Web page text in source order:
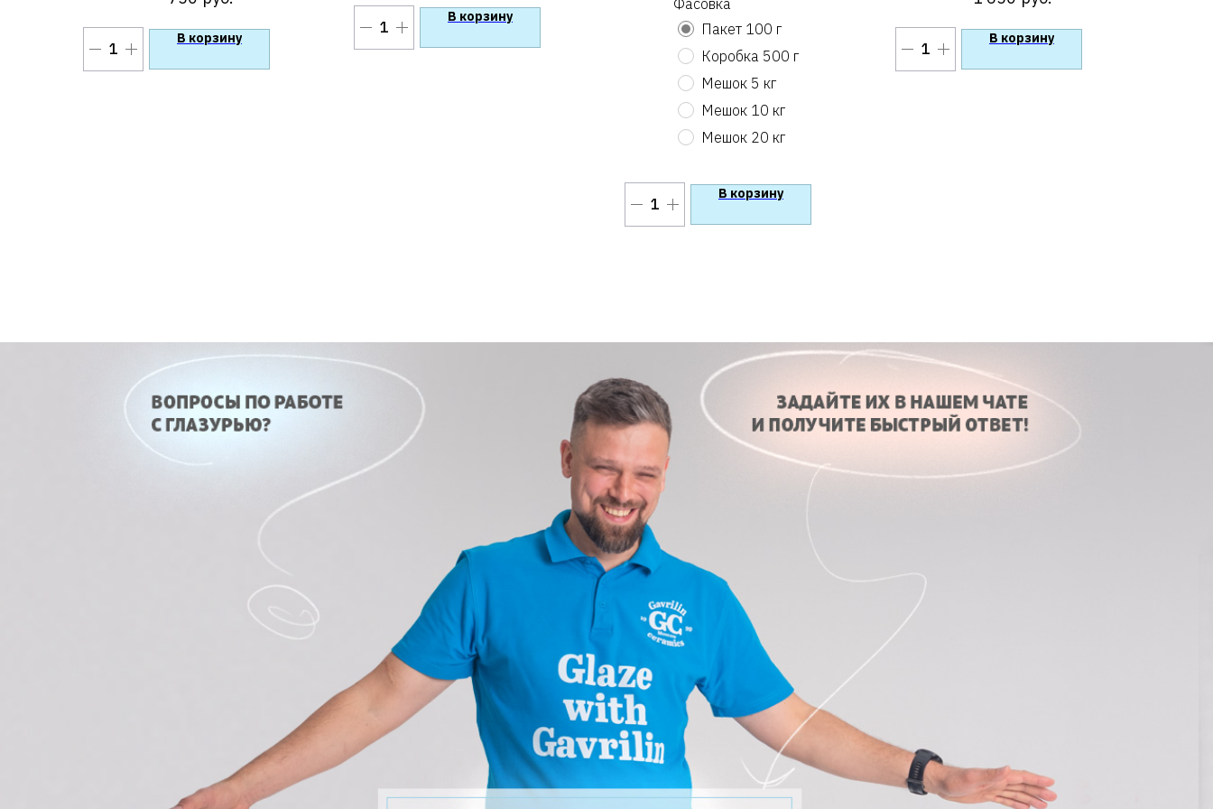
козы.
В корзину
В корзину
Пакет 100 г
Коробка 500 г
Мешок 5 кг
Мешок 10 кг
Мешок 20 кг
В корзину
В корзину